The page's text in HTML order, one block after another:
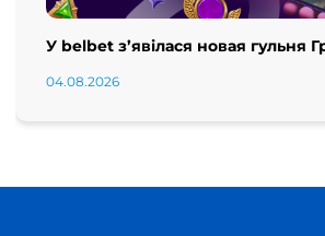
У belbet з’явілася новая гульня
04.08.2026